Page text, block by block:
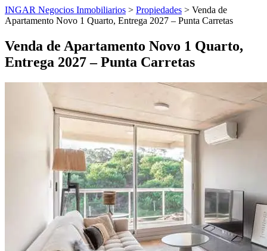
INGAR Negocios Inmobiliarios > Propiedades > Venda de
Apartamento Novo 1 Quarto, Entrega 2027 – Punta Carretas
Venda de Apartamento Novo 1 Quarto,
Entrega 2027 – Punta Carretas